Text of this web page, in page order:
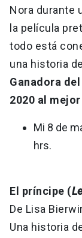
Nora durante
la película
todo está
una historia
Ganadora
2020 al
Mi 8 de
hrs.
El príncipe (
De Lisa
Una historia